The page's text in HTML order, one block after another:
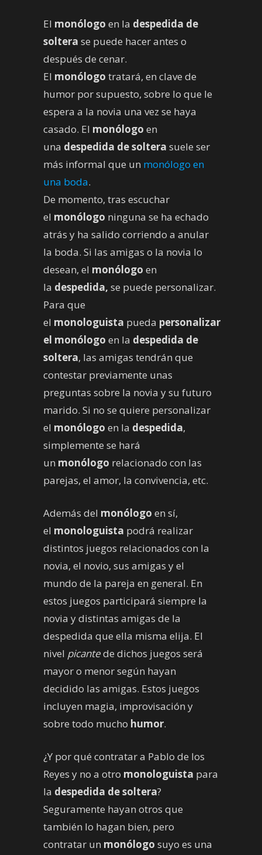
El monólogo en la despedida de
soltera se puede hacer antes o
después de cenar.
El monólogo tratará, en clave de
humor por supuesto, sobre lo que le
espera a la novia una vez se haya
casado. El monólogo en
una despedida de soltera suele ser
más informal que un monólogo en
una boda.
De momento, tras escuchar
el monólogo ninguna se ha echado
atrás y ha salido corriendo a anular
la boda. Si las amigas o la novia lo
desean, el monólogo en
la despedida, se puede personalizar.
Para que
el monologuista pueda personalizar
el monólogo en la despedida de
soltera, las amigas tendrán que
contestar previamente unas
preguntas sobre la novia y su futuro
marido. Si no se quiere personalizar
el monólogo en la despedida,
simplemente se hará
un monólogo relacionado con las
parejas, el amor, la convivencia, etc.
Además del monólogo en sí,
el monologuista podrá realizar
distintos juegos relacionados con la
novia, el novio, sus amigas y el
mundo de la pareja en general. En
estos juegos participará siempre la
novia y distintas amigas de la
despedida que ella misma elija. El
nivel picantede dichos juegos será
mayor o menor según hayan
decidido las amigas. Estos juegos
incluyen magia, improvisación y
sobre todo mucho humor.
¿Y por qué contratar a Pablo de los
Reyes y no a otro monologuista para
la despedida de soltera?
Seguramente hayan otros que
también lo hagan bien, pero
contratar un monólogo suyo es una